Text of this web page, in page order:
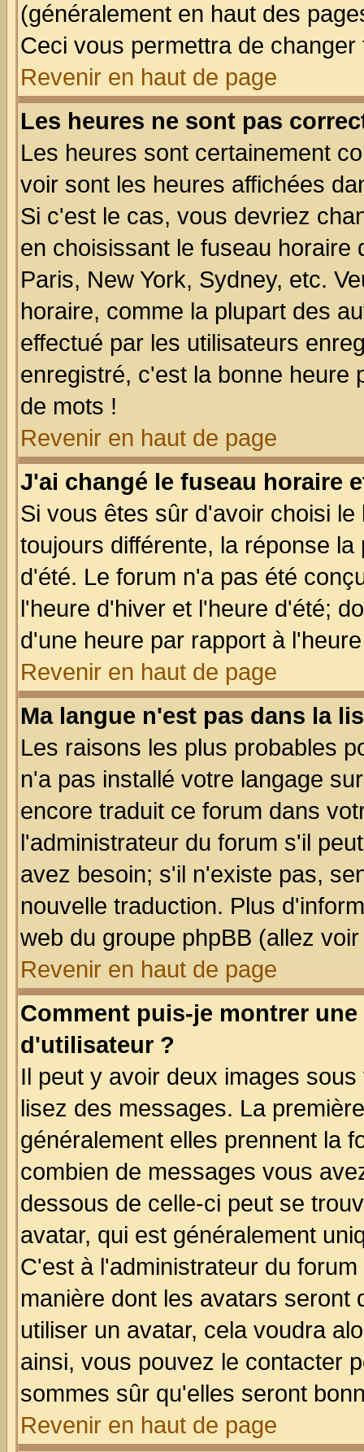
(généralement en haut des
Ceci vous permettra de
Revenir en haut de page
Les heures ne sont pas
Les heures sont certainement
voir sont les heures affichées
Si c'est le cas, vous devriez
en choisissant le fuseau
Paris, New York, Sydney, etc.
horaire, comme la plupart des
effectué par les utilisateurs
enregistré, c'est la bonne heure
de mots !
Revenir en haut de page
J'ai changé le fuseau horaire
Si vous êtes sûr d'avoir choisi
toujours différente, la réponse
d'été. Le forum n'a pas été
l'heure d'hiver et l'heure d'été;
d'une heure par rapport à
Revenir en haut de page
Ma langue n'est pas dans la
Les raisons les plus probables
n'a pas installé votre langage
encore traduit ce forum dans
l'administrateur du forum s'il
avez besoin; s'il n'existe pas,
nouvelle traduction. Plus
web du groupe phpBB (allez
Revenir en haut de page
Comment puis-je montrer
d'utilisateur ?
Il peut y avoir deux images
lisez des messages. La
généralement elles prennent la
combien de messages vous
dessous de celle-ci peut se
avatar, qui est généralement
C'est à l'administrateur du
manière dont les avatars seront
utiliser un avatar, cela voudra
ainsi, vous pouvez le contacter
sommes sûr qu'elles seront
Revenir en haut de page